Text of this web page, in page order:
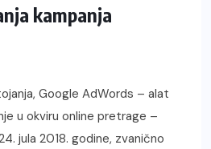
kampanja
Google AdWords – alat
u okviru online pretrage –
jula 2018. godine, zvanično